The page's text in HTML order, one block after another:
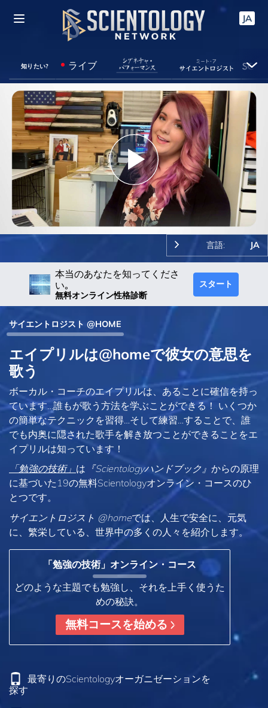
JA
知りたい? ライブ
Play
Video
言語: JA
本当のあなたを知ってくださ
い｡
無料オンライン性格診断
スタート
サイエントロジスト @HOME
エイプリルは@homeで彼女の意思を
歌う
ボーカル・コーチのエイプリルは、あることに確信を持っ
ています…誰もが歌う方法を学ぶことができる！ いくつか
の簡単なテクニックを習得…そして練習…することで、誰
でも内奥に隠された歌手を解き放つことができることをエ
イプリルは知っています！
「勉強の技術」 は 『Scientologyハンドブック』 からの原理
に基づいた19の無料Scientologyオンライン・コースのひ
とつです。
サイエントロジスト @homeでは、人生で安全に、元気
に、繁栄している、世界中の多くの人々を紹介します。
「勉強の技術」オンライン・コース
どのような主題でも勉強し、それを上手く使うた
めの秘訣。
無料コースを始める
最寄りのScientologyオーガニゼーションを
探す